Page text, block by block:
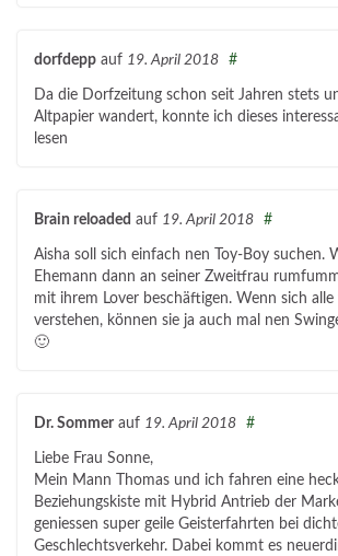
dorfdepp auf 19. April 2018 #
Da die Dorfzeitung schon seit Jahren stets
Altpapier wandert, konnte ich dieses
lesen
Brain reloaded auf 19. April 2018 #
Aisha soll sich einfach nen Toy-Boy suchen.
Ehemann dann an seiner Zweitfrau
mit ihrem Lover beschäftigen. Wenn sich
verstehen, können sie ja auch mal nen
🙂
Dr. Sommer auf 19. April 2018 #
Liebe Frau Sonne,
Mein Mann Thomas und ich fahren eine
Beziehungskiste mit Hybrid Antrieb der
geniessen super geile Geisterfahrten bei
Geschlechtsverkehr. Dabei kommt es